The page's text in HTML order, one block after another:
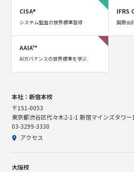
CISA®
システム監査の世界標準習得
IFRS
国際会
AAIA™
AIガバナンスの世界標準を学ぶ
本社：新宿本校
〒151-0053
東京都渋谷区代々木2-1-1 新宿マインズタワー
03-3299-3330
アクセス
大阪校